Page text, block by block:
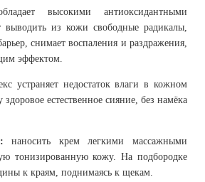
высокими антиоксидантными
выводить из кожи свободные радикалы,
снимает воспаления и раздражения,
эффектом.
устраняет недостаток влаги в кожном
естественное сияние, без намёка
наносить крем легкими массажными
тонизированную кожу. На подбородке
к краям, поднимаясь к щекам.